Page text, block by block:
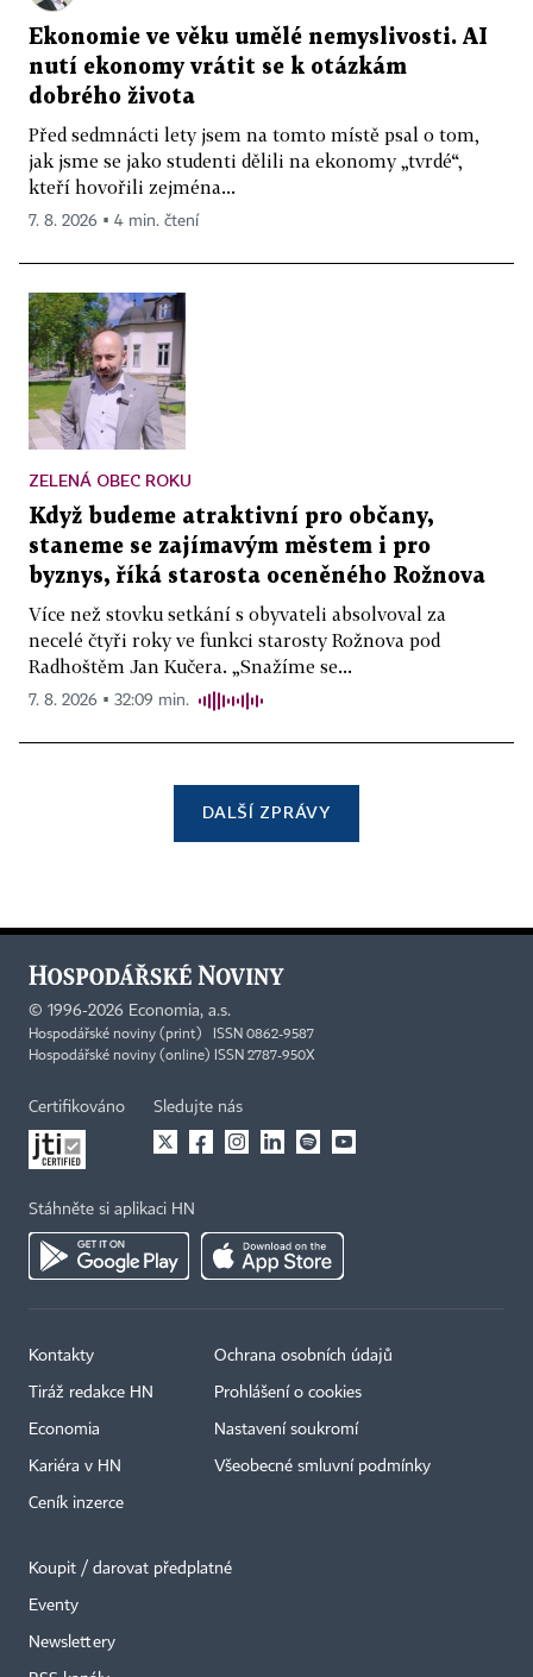
Ekonomie ve věku umělé nemyslivosti. AI
nutí ekonomy vrátit se k otázkám
dobrého života
Před sedmnácti lety jsem na tomto místě psal o tom,
jak jsme se jako studenti dělili na ekonomy „tvrdé“,
kteří hovořili zejména...
7. 8. 2026 ▪ 4 min. čtení
ZELENÁ OBEC ROKU
Když budeme atraktivní pro občany,
staneme se zajímavým městem i pro
byznys, říká starosta oceněného Rožnova
Více než stovku setkání s obyvateli absolvoval za
necelé čtyři roky ve funkci starosty Rožnova pod
Radhoštěm Jan Kučera. „Snažíme se...
7. 8. 2026 ▪ 32:09 min.
DALŠÍ ZPRÁVY
© 1996-2026 Economia, a.s.
Hospodářské noviny (print) ISSN 0862-9587
Hospodářské noviny (online) ISSN 2787-950X
Certifikováno Sledujte nás
Stáhněte si aplikaci HN
Kontakty
Tiráž redakce HN
Economia
Kariéra v HN
Ceník inzerce
Ochrana osobních údajů
Prohlášení o cookies
Nastavení soukromí
Všeobecné smluvní podmínky
Koupit / darovat předplatné
Eventy
Newslettery